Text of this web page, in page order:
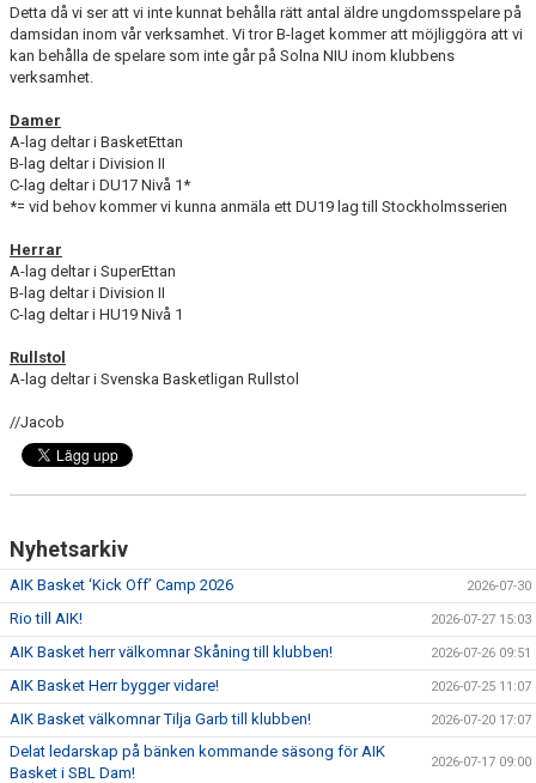
BLI MEDLEM
PARTNERS
KÖP BILJETTER
SHOP
AIK.SE
Detta då vi ser att vi inte kunnat behålla rätt antal äldre ungdomsspelare på
damsidan inom vår verksamhet. Vi tror B-laget kommer att möjliggöra att vi
kan behålla de spelare som inte går på Solna NIU inom klubbens
verksamhet.
Damer
A-lag deltar i BasketEttan
B-lag deltar i Division II
C-lag deltar i DU17 Nivå 1*
*= vid behov kommer vi kunna anmäla ett DU19 lag till Stockholmsserien
Herrar
A-lag deltar i SuperEttan
B-lag deltar i Division II
C-lag deltar i HU19 Nivå 1
Rullstol
A-lag deltar i Svenska Basketligan Rullstol
//Jacob
Nyhetsarkiv
AIK Basket ‘Kick Off’ Camp 2026 2026-07-30
Rio till AIK! 2026-07-27 15:03
AIK Basket herr välkomnar Skåning till klubben! 2026-07-26 09:51
AIK Basket Herr bygger vidare! 2026-07-25 11:07
AIK Basket välkomnar Tilja Garb till klubben! 2026-07-20 17:07
Delat ledarskap på bänken kommande säsong för AIK
Basket i SBL Dam!
2026-07-17 09:00